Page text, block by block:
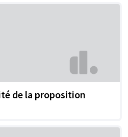
de la proposition